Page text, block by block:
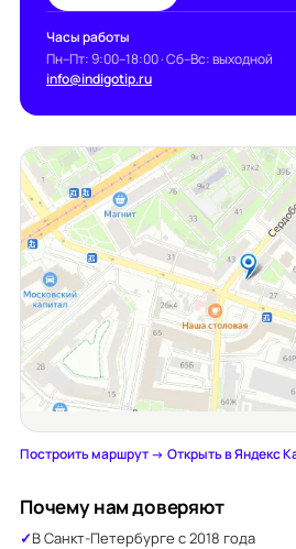
Часы работы
Пн–Пт: 9:00–18:00 · Сб–Вс: выходной
info@indigotip.ru
Построить маршрут →·Открыть в Яндекс
Почему нам доверяют
В Санкт-Петербурге с 2018 года